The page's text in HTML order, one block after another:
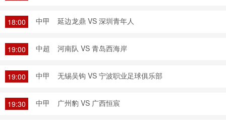
18:00 中甲 延边龙鼎 VS 深圳青年人
19:00 中超 河南队 VS 青岛西海岸
19:00 中甲 无锡吴钩 VS 宁波职业足球俱乐部
19:30 中甲 广州豹 VS 广西恒宸